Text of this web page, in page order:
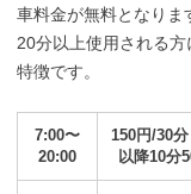
車料金が無料となりま
20分以上使用される
特徴です。
7:00〜
20:00
150円/30
以降10分